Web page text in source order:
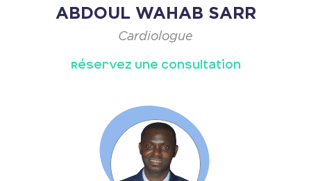
ABDOUL WAHAB SARR
Cardiologue
Réservez Une Consultation